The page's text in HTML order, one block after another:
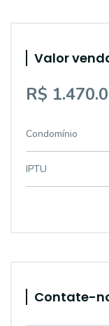
Valor
R$
Condomínio
IPTU
Contate-